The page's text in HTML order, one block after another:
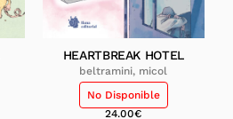
HEARTBREAK HOTEL
beltramini, micol
No Disponible
24.00€